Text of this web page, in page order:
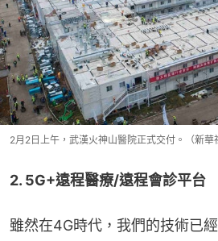
2月2日上午，武漢火神山醫院正式交付。（新華
2. 5G+遠程醫療/遠程會診平台
雖然在4G時代，我們的技術已